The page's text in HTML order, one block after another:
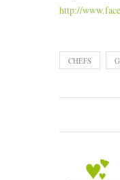
http://
CHEFS